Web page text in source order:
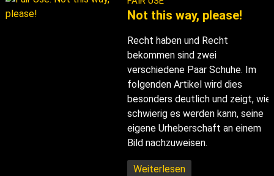
Not this way, please!
Recht haben und Recht
bekommen sind zwei
verschiedene Paar Schuhe. Im
folgenden Artikel wird dies
besonders deutlich und zeigt, wie
schwierig es werden kann, seine
eigene Urheberschaft an einem
Bild nachzuweisen.
Weiterlesen